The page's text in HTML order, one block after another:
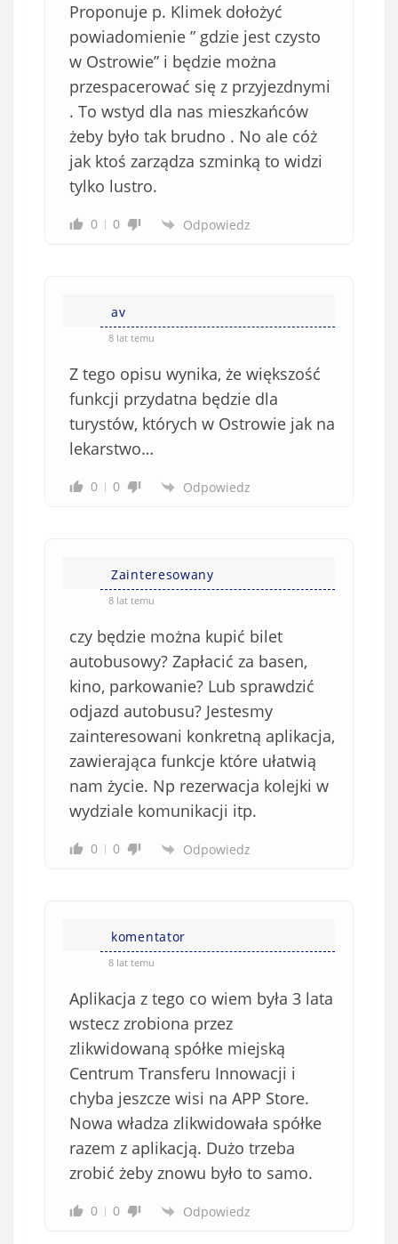
Proponuje p. Klimek dołożyć
powiadomienie ” gdzie jest czysto
w Ostrowie” i będzie można
przespacerować się z przyjezdnymi
. To wstyd dla nas mieszkańców
żeby było tak brudno . No ale cóż
jak ktoś zarządza szminką to widzi
tylko lustro.
0 0 Odpowiedz
av
8 lat temu
Z tego opisu wynika, że większość
funkcji przydatna będzie dla
turystów, których w Ostrowie jak na
lekarstwo…
0 0 Odpowiedz
Zainteresowany
8 lat temu
czy będzie można kupić bilet
autobusowy? Zapłacić za basen,
kino, parkowanie? Lub sprawdzić
odjazd autobusu? Jestesmy
zainteresowani konkretną aplikacja,
zawierająca funkcje które ułatwią
nam życie. Np rezerwacja kolejki w
wydziale komunikacji itp.
0 0 Odpowiedz
komentator
8 lat temu
Aplikacja z tego co wiem była 3 lata
wstecz zrobiona przez
zlikwidowaną spółke miejską
Centrum Transferu Innowacji i
chyba jeszcze wisi na APP Store.
Nowa władza zlikwidowała spółke
razem z aplikacją. Dużo trzeba
zrobić żeby znowu było to samo.
0 0 Odpowiedz